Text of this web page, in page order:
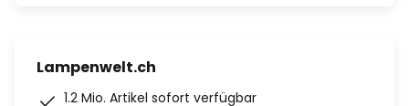
Lampenwelt.ch
1.2 Mio. Artikel sofort verfügbar